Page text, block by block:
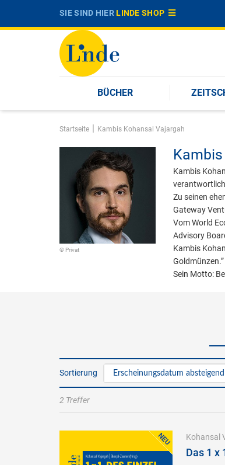
SIE SIND HIERLINDE SHOP
BÜCHER
Startseite | Kambis Kohansal Vajargah
© Privat
Kambis
Zu seinen
Gateway
Vom World
Advisory
Kambis
Goldmünzen.”
Sein Motto:
Sortierung Erscheinungsdatum absteigend
2 Treffer
Kohansal
Das 1 x